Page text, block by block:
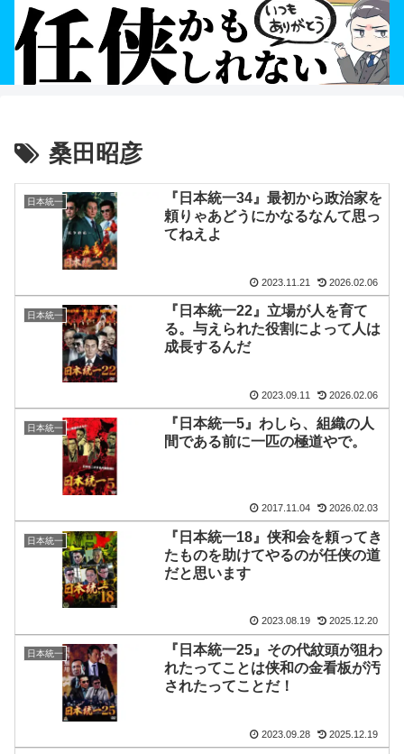
桑田昭彦
日本統一
『日本統一34』最初から政治家を
頼りゃあどうにかなるなんて思っ
てねえよ
2023.11.21 2026.02.06
日本統一
『日本統一22』立場が人を育て
る。与えられた役割によって人は
成長するんだ
2023.09.11 2026.02.06
日本統一
『日本統一5』わしら、組織の人
間である前に一匹の極道やで。
2017.11.04 2026.02.03
日本統一
『日本統一18』侠和会を頼ってき
たものを助けてやるのが任侠の道
だと思います
2023.08.19 2025.12.20
日本統一
『日本統一25』その代紋頭が狙わ
れたってことは侠和の金看板が汚
されたってことだ！
2023.09.28 2025.12.19